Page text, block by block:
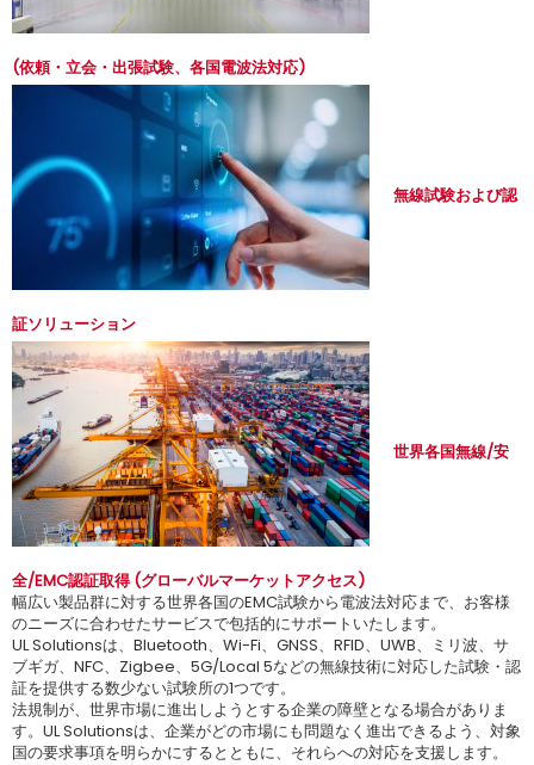
(依頼・立会・出張試験、各国電波法対応)
無線試験および認
証ソリューション
世界各国無線/安
全/EMC認証取得 (グローバルマーケットアクセス)
幅広い製品群に対する世界各国のEMC試験から電波法対応まで、お客様
のニーズに合わせたサービスで包括的にサポートいたします。
UL Solutionsは、Bluetooth、Wi-Fi、GNSS、RFID、UWB、ミリ波、サ
ブギガ、NFC、Zigbee、5G/Local 5などの無線技術に対応した試験・認
証を提供する数少ない試験所の1つです。
法規制が、世界市場に進出しようとする企業の障壁となる場合がありま
す。UL Solutionsは、企業がどの市場にも問題なく進出できるよう、対象
国の要求事項を明らかにするとともに、それらへの対応を支援します。